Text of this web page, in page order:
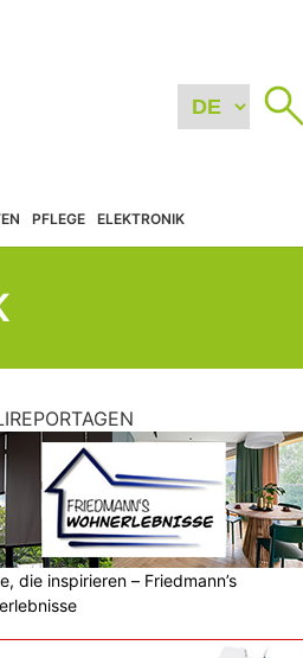
PFLEGE ELEKTRONIK
die inspirieren – Friedmann’s